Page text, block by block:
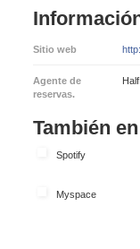
Sitio web
Agente de
reservas.
También en
Spotify
Myspace